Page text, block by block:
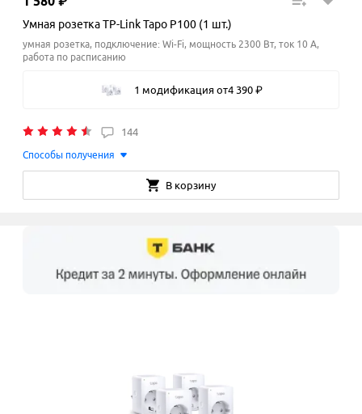
Умная розетка TP-Link Tapo P100 (1 шт.)
умная розетка, подключение: Wi-Fi, мощность 2300 Вт, ток 10 A,
работа по расписанию
1 модификация от4 390 ₽
144
Способы получения
В корзину